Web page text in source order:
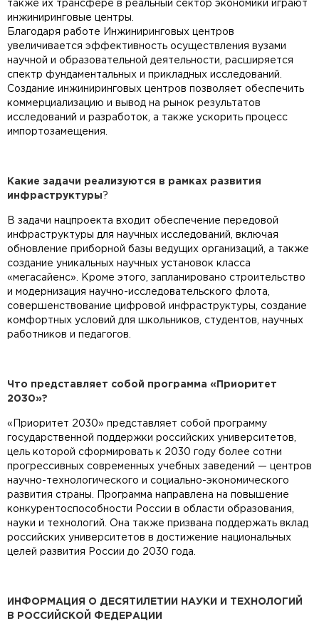
также их трансфере в реальный сектор экономики играют
инжиниринговые центры.
Благодаря работе Инжиниринговых центров
увеличивается эффективность осуществления вузами
научной и образовательной деятельности, расширяется
спектр фундаментальных и прикладных исследований.
Создание инжиниринговых центров позволяет обеспечить
коммерциализацию и вывод на рынок результатов
исследований и разработок, а также ускорить процесс
импортозамещения.
Какие задачи реализуются в рамках развития
инфраструктуры?
В задачи нацпроекта входит обеспечение передовой
инфраструктуры для научных исследований, включая
обновление приборной базы ведущих организаций, а также
создание уникальных научных установок класса
«мегасайенс». Кроме этого, запланировано строительство
и модернизация научно-исследовательского флота,
совершенствование цифровой инфраструктуры, создание
комфортных условий для школьников, студентов, научных
работников и педагогов.
Что представляет собой программа «Приоритет
2030»?
«Приоритет 2030» представляет собой программу
государственной поддержки российских университетов,
цель которой сформировать к 2030 году более сотни
прогрессивных современных учебных заведений — центров
научно-технологического и социально-экономического
развития страны. Программа направлена на повышение
конкурентоспособности России в области образования,
науки и технологий. Она также призвана поддержать вклад
российских университетов в достижение национальных
целей развития России до 2030 года.
ИНФОРМАЦИЯ О ДЕСЯТИЛЕТИИ НАУКИ И ТЕХНОЛОГИЙ
В РОССИЙСКОЙ ФЕДЕРАЦИИ